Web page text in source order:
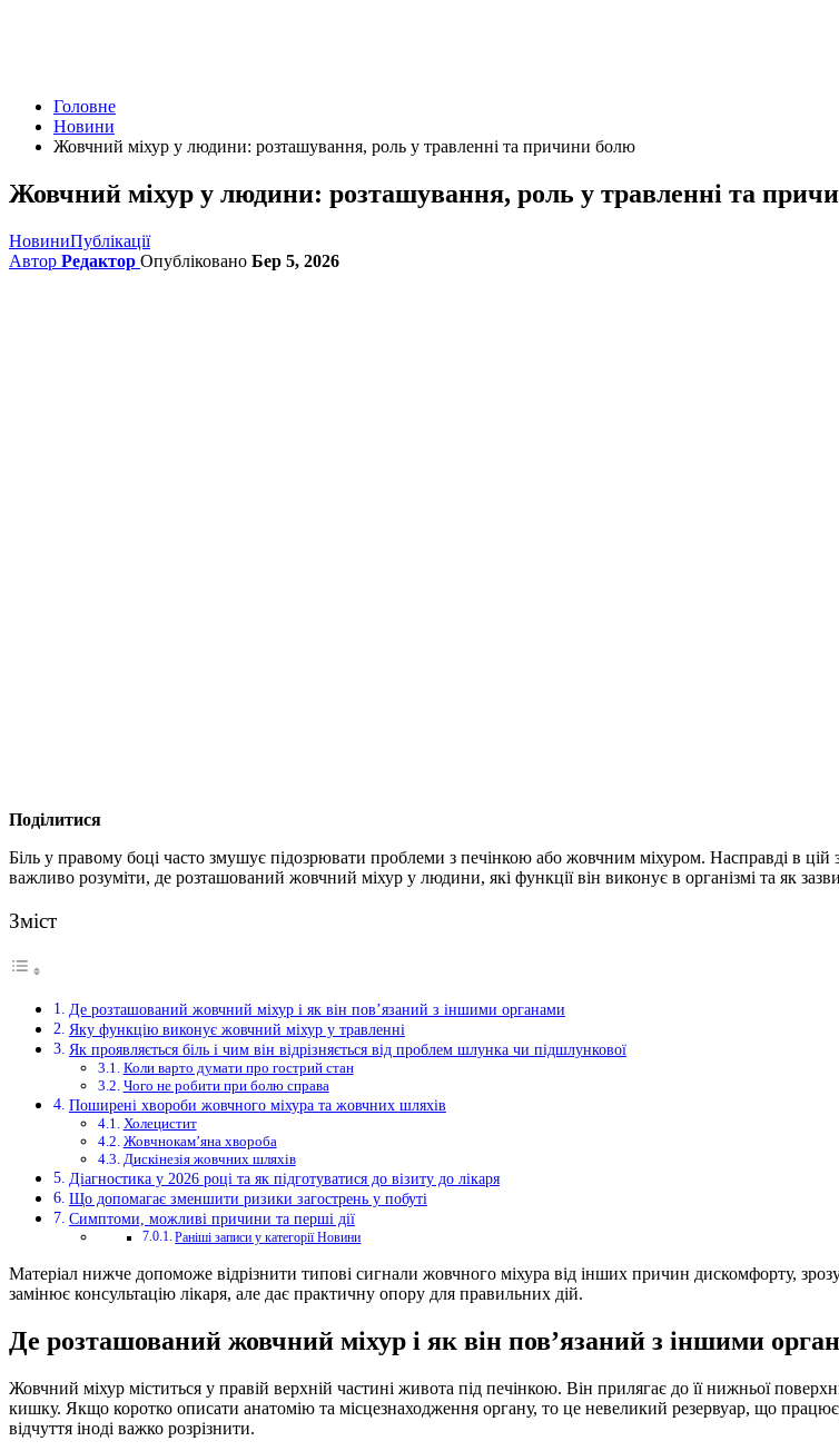
Головне
Новини
Жовчний міхур у людини: розташування, роль у травленні та причини болю
Жовчний міхур у людини: розташування, роль у травленні та
НовиниПублікації
Автор Редактор Опубліковано Бер 5, 2026
Поділитися
Біль у правому боці часто змушує підозрювати проблеми з печінкою або жовчним міхуром. Насправді в
важливо розуміти, де розташований жовчний міхур у людини, які функції він виконує в організмі та як
Зміст
Де розташований жовчний міхур і як він пов’язаний з іншими органами
Яку функцію виконує жовчний міхур у травленні
Як проявляється біль і чим він відрізняється від проблем шлунка чи підшлункової
Коли варто думати про гострий стан
Чого не робити при болю справа
Поширені хвороби жовчного міхура та жовчних шляхів
Холецистит
Жовчнокам’яна хвороба
Дискінезія жовчних шляхів
Діагностика у 2026 році та як підготуватися до візиту до лікаря
Що допомагає зменшити ризики загострень у побуті
Симптоми, можливі причини та перші дії
Раніші записи у категорії Новини
Матеріал нижче допоможе відрізнити типові сигнали жовчного міхура від інших причин дискомфорту,
замінює консультацію лікаря, але дає практичну опору для правильних дій.
Де розташований жовчний міхур і як він пов’язаний з іншими
Жовчний міхур міститься у правій верхній частині живота під печінкою. Він прилягає до її нижньої
кишку. Якщо коротко описати анатомію та місцезнаходження органу, то це невеликий резервуар, що
відчуття іноді важко розрізнити.